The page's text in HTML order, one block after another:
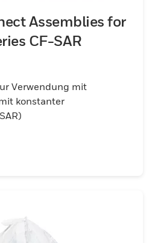
Assemblies for
CF-SAR
Verwendung mit
konstanter